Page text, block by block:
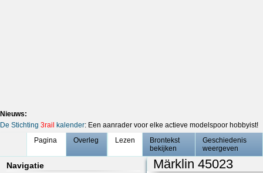
Nieuws:
De Stichting 3rail kalender: Een aanrader voor elke actieve modelspoor hobbyist!
Pagina
Overleg Lezen
Brontekst
bekijken
Geschiedenis
weergeven
Navigatie Märklin 45023